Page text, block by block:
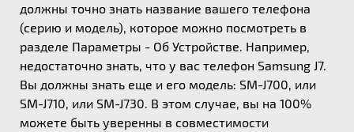
должны точно знать название вашего телефона
(серию и модель), которое можно посмотреть в
разделе Параметры - Об Устройстве. Например,
недостаточно знать, что у вас телефон Samsung J7.
Вы должны знать еще и его модель: SM-J700, или
SM-J710, или SM-J730. В этом случае, вы на 100%
можете быть уверенны в совместимости